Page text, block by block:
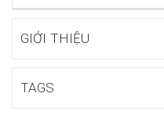
GIỚI THIỆU
TAGS